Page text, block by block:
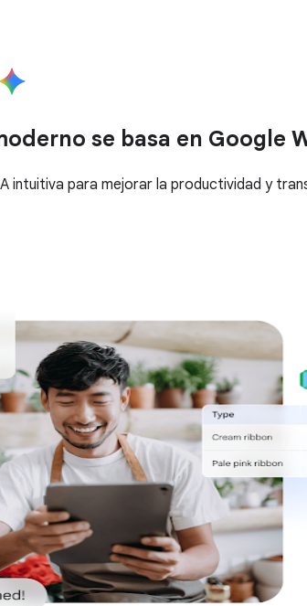
se basa en Google
intuitiva para mejorar la productividad y